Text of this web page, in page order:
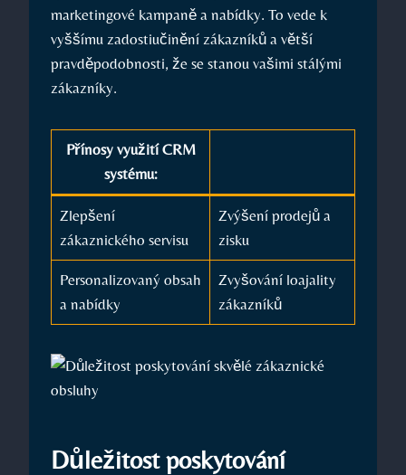
marketingové kampaně a nabídky. To vede k
vyššímu zadostiučinění zákazníků a větší
pravděpodobnosti, že se stanou vašimi stálými
zákazníky.
Přínosy využití CRM
systému:
Zlepšení
zákaznického servisu
Zvýšení prodejů a
zisku
Personalizovaný obsah
a nabídky
Zvyšování loajality
zákazníků
Důležitost poskytování